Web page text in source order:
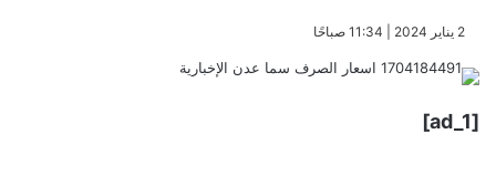
​2 يناير 2024 | 11:34 صباحًا
[ad_1]